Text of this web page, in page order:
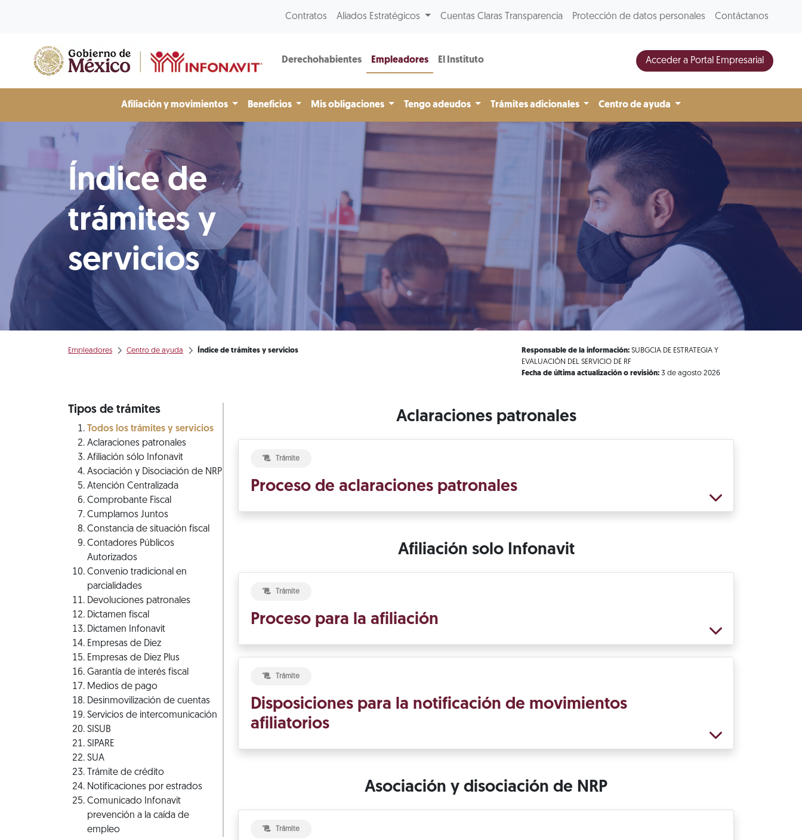
Contratos Aliados Estratégicos Cuentas Claras Transparencia Protección de datos personales Contáctanos
Derechohabientes Empleadores El Instituto Acceder a Portal Empresarial
Afiliación y movimientos Beneficios Mis obligaciones Tengo adeudos Trámites adicionales Centro de ayuda
Índice de
trámites y
servicios
Empleadores Centro de ayuda Índice de trámites y servicios Responsable de la información: SUBGCIA DE ESTRATEGIA Y
EVALUACIÓN DEL SERVICIO DE RF
Fecha de última actualización o revisión: 3 de agosto 2026
Tipos de trámites
Todos los trámites y servicios
Aclaraciones patronales
Afiliación sólo Infonavit
Asociación y Disociación de NRP
Atención Centralizada
Comprobante Fiscal
Cumplamos Juntos
Constancia de situación fiscal
Contadores Públicos
Autorizados
Convenio tradicional en
parcialidades
Devoluciones patronales
Dictamen fiscal
Dictamen Infonavit
Empresas de Diez
Empresas de Diez Plus
Garantía de interés fiscal
Medios de pago
Desinmovilización de cuentas
Servicios de intercomunicación
SISUB
SIPARE
SUA
Trámite de crédito
Notificaciones por estrados
Comunicado Infonavit
prevención a la caída de
empleo
Aclaraciones patronales
Trámite
Proceso de aclaraciones patronales
Afiliación solo Infonavit
Trámite
Proceso para la afiliación
Trámite
Disposiciones para la notificación de movimientos
afiliatorios
Asociación y disociación de NRP
Trámite